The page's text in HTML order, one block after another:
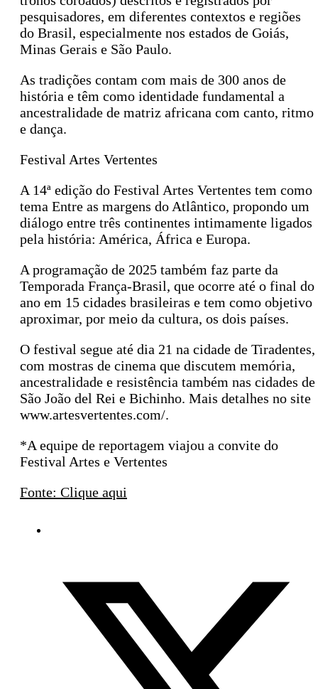
pesquisadores, em diferentes contextos e regiões
do Brasil, especialmente nos estados de Goiás,
Minas Gerais e São Paulo.
As tradições contam com mais de 300 anos de
história e têm como identidade fundamental a
ancestralidade de matriz africana com canto, ritmo
e dança.
Festival Artes Vertentes
A 14ª edição do Festival Artes Vertentes tem como
tema Entre as margens do Atlântico, propondo um
diálogo entre três continentes intimamente ligados
pela história: América, África e Europa.
A programação de 2025 também faz parte da
Temporada França-Brasil, que ocorre até o final do
ano em 15 cidades brasileiras e tem como objetivo
aproximar, por meio da cultura, os dois países.
O festival segue até dia 21 na cidade de Tiradentes,
com mostras de cinema que discutem memória,
ancestralidade e resistência também nas cidades de
São João del Rei e Bichinho. Mais detalhes no site
www.artesvertentes.com/.
*A equipe de reportagem viajou a convite do
Festival Artes e Vertentes
Fonte: Clique aqui